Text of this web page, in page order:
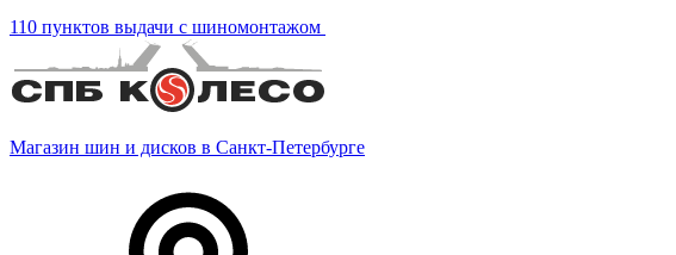
110 пунктов выдачи с шиномонтажом
Магазин шин и дисков в Санкт-Петербурге